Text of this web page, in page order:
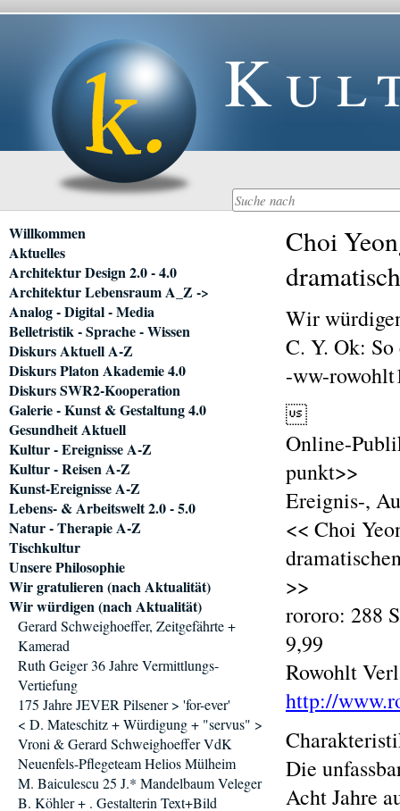
Choi
Wir
C. Y. Ok:
-ww-
Online-
punkt>>
Ereignis-,
<< Choi
>>
rororo: 288
9,99
Rowohlt
http://
Die
Acht Jahre
Navigation
überspringen
Willkommen
Aktuelles
Architektur Design 2.0 - 4.0
Architektur Lebensraum A_Z ->
Analog - Digital - Media
Belletristik - Sprache - Wissen
Diskurs Aktuell A-Z
Diskurs Platon Akademie 4.0
Diskurs SWR2-Kooperation
Galerie - Kunst & Gestaltung 4.0
Gesundheit Aktuell
Kultur - Ereignisse A-Z
Kultur - Reisen A-Z
Kunst-Ereignisse A-Z
Lebens- & Arbeitswelt 2.0 - 5.0
Natur - Therapie A-Z
Tischkultur
Unsere Philosophie
Wir gratulieren (nach Aktualität)
Wir würdigen (nach Aktualität)
Gerard Schweighoeffer, Zeitgefährte +
Kamerad
Ruth Geiger 36 Jahre Vermittlungs-
Vertiefung
175 Jahre JEVER Pilsener > 'for-ever'
< D. Mateschitz + Würdigung + "servus" >
Vroni & Gerard Schweighoeffer VdK
Neuenfels-Pflegeteam Helios Mülheim
M. Baiculescu 25 J.* Mandelbaum Veleger
B. Köhler + . Gestalterin Text+Bild